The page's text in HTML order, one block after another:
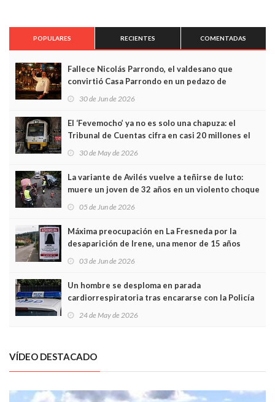
POPULARES RECIENTES COMENTADAS
Fallece Nicolás Parrondo, el valdesano que
convirtió Casa Parrondo en un pedazo de
Asturias en Madrid
30 de Jun de 2026
El ‘Fevemocho’ ya no es solo una chapuza: el
Tribunal de Cuentas cifra en casi 20 millones el
sobrecoste de los trenes que no cabían por los
30 de May de 2026
La variante de Avilés vuelve a teñirse de luto:
muere un joven de 32 años en un violento choque
frontal
05 de Jun de 2026
Máxima preocupación en La Fresneda por la
desaparición de Irene, una menor de 15 años
03 de Jun de 2026
Un hombre se desploma en parada
cardiorrespiratoria tras encararse con la Policía
Local en Luanco
24 de May de 2026
VÍDEO DESTACADO